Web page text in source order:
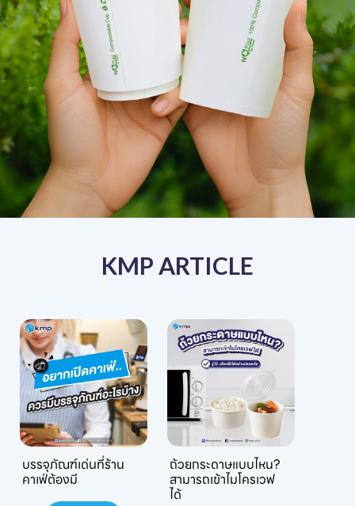
KMP ARTICLE
บรรจุภัณฑ์เด่นที่ร้าน
คาเฟ่ต้องมี
ถ้วยกระดาษแบบไหน?
สามารถเข้าไมโครเวฟ
ได้